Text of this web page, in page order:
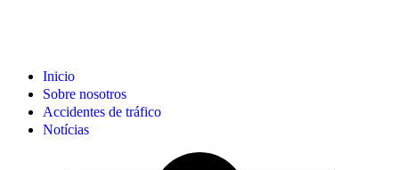
Inicio
Sobre nosotros
Accidentes de tráfico
Notícias